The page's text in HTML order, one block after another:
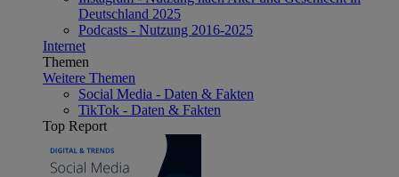
Deutschland 2025
Podcasts - Nutzung 2016-2025
Internet
Themen
Weitere Themen
Social Media - Daten & Fakten
TikTok - Daten & Fakten
Top Report